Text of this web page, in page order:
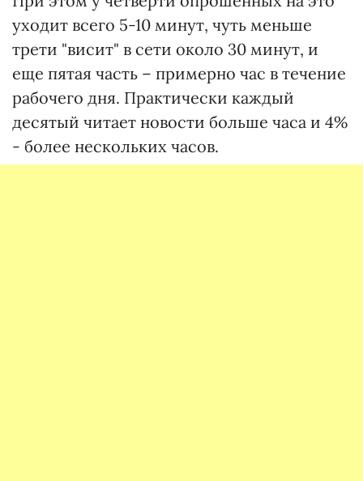
уходит всего 5-10 минут, чуть меньше
трети "висит" в сети около 30 минут, и
еще пятая часть – примерно час в течение
рабочего дня. Практически каждый
десятый читает новости больше часа и 4%
- более нескольких часов.